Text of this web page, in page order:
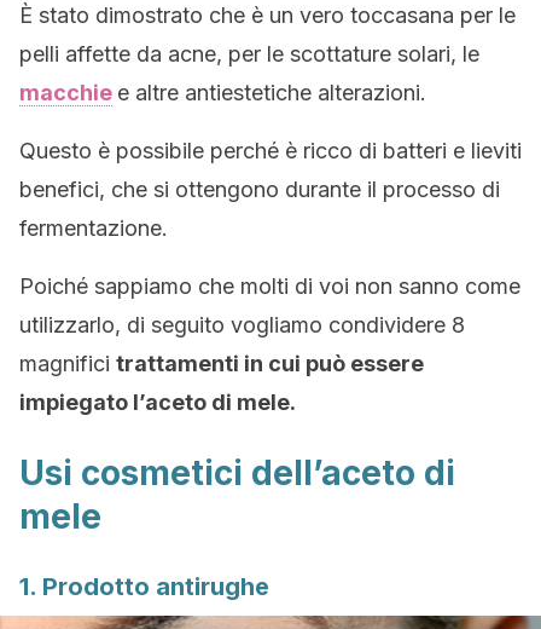
È stato dimostrato che è un vero toccasana per le
pelli affette da acne, per le scottature solari, le
macchie e altre antiestetiche alterazioni.
Questo è possibile perché è ricco di batteri e lieviti
benefici, che si ottengono durante il processo di
fermentazione.
Poiché sappiamo che molti di voi non sanno come
utilizzarlo, di seguito vogliamo condividere 8
magnifici trattamenti in cui può essere
impiegato l’aceto di mele.
Usi cosmetici dell’aceto di
mele
1. Prodotto antirughe